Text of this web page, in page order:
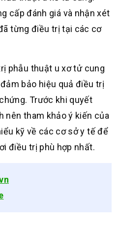
cấp đánh giá và nhận xét
từng điều trị tại các cơ
phẫu thuật u xơ tử cung
bảo hiệu quả điều trị
Trước khi quyết
nên tham khảo ý kiến của
kỹ về các cơ sở y tế để
điều trị phù hợp nhất.